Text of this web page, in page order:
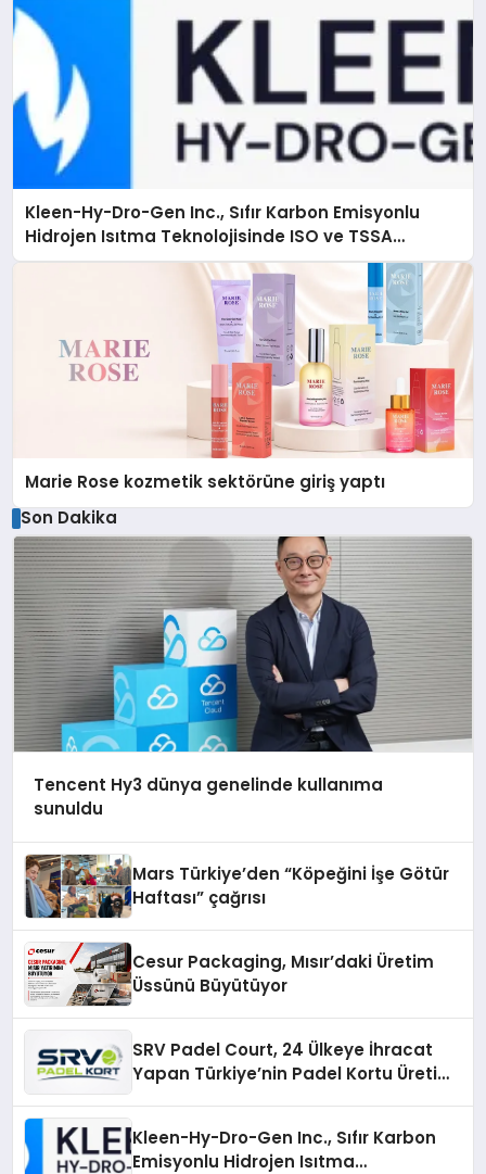
Kleen-Hy-Dro-Gen Inc., Sıfır Karbon Emisyonlu
Hidrojen Isıtma Teknolojisinde ISO ve TSSA
Düzenleyici Onaylarını Aldı
Marie Rose kozmetik sektörüne giriş yaptı
Son Dakika
Tencent Hy3 dünya genelinde kullanıma
sunuldu
Mars Türkiye’den “Köpeğini İşe Götür
Haftası” çağrısı
Cesur Packaging, Mısır’daki Üretim
Üssünü Büyütüyor
SRV Padel Court, 24 Ülkeye İhracat
Yapan Türkiye’nin Padel Kortu Üretim
Kleen-Hy-Dro-Gen Inc., Sıfır Karbon
Emisyonlu Hidrojen Isıtma